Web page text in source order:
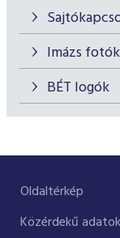
Imázs fotók
BÉT logók
Oldaltérkép
Közérdekű adatok